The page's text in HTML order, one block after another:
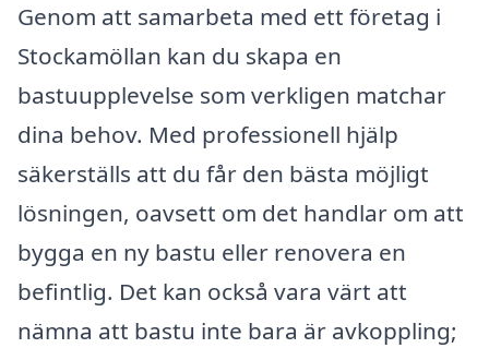
Genom att samarbeta med ett företag i
Stockamöllan kan du skapa en
bastuupplevelse som verkligen matchar
dina behov. Med professionell hjälp
säkerställs att du får den bästa möjligt
lösningen, oavsett om det handlar om att
bygga en ny bastu eller renovera en
befintlig. Det kan också vara värt att
nämna att bastu inte bara är avkoppling;